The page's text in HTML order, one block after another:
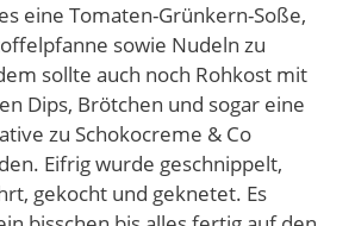
eine Tomaten-Grünkern-Soße,
sowie Nudeln zu
sollte auch noch Rohkost mit
Dips, Brötchen und sogar eine
zu Schokocreme & Co
Eifrig wurde geschnippelt,
gekocht und geknetet. Es